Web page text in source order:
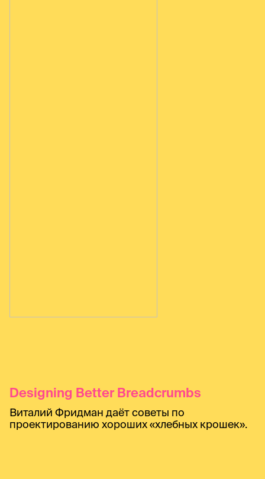
Designing Better Breadcrumbs
Виталий Фридман даёт советы по
проектированию хороших «хлебных крошек».